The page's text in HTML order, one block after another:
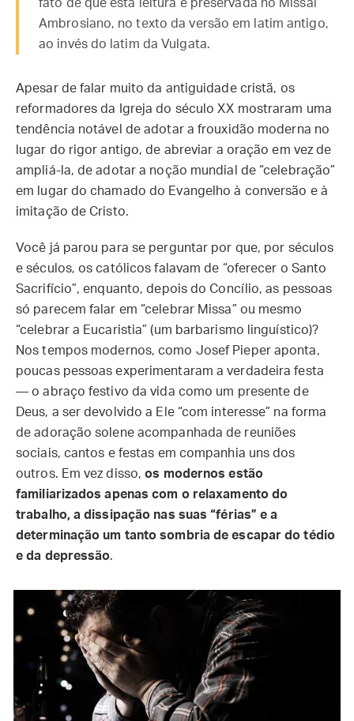
fato de que esta leitura é preservada no Missal
Ambrosiano, no texto da versão em latim antigo,
ao invés do latim da Vulgata.
Apesar de falar muito da antiguidade cristã, os
reformadores da Igreja do século XX mostraram uma
tendência notável de adotar a frouxidão moderna no
lugar do rigor antigo, de abreviar a oração em vez de
ampliá-la, de adotar a noção mundial de “celebração”
em lugar do chamado do Evangelho à conversão e à
imitação de Cristo.
Você já parou para se perguntar por que, por séculos
e séculos, os católicos falavam de “oferecer o Santo
Sacrifício”, enquanto, depois do Concílio, as pessoas
só parecem falar em “celebrar Missa” ou mesmo
“celebrar a Eucaristia” (um barbarismo linguístico)?
Nos tempos modernos, como Josef Pieper aponta,
poucas pessoas experimentaram a verdadeira festa
— o abraço festivo da vida como um presente de
Deus, a ser devolvido a Ele “com interesse” na forma
de adoração solene acompanhada de reuniões
sociais, cantos e festas em companhia uns dos
outros. Em vez disso,os modernos estão
familiarizados apenas com o relaxamento do
trabalho, a dissipação nas suas “férias” e a
determinação um tanto sombria de escapar do tédio
e da depressão.